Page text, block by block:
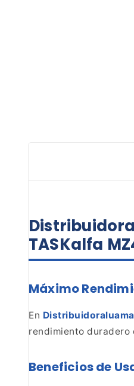
TASKalfa
Máximo
En
rendimiento duradero
Beneficios de